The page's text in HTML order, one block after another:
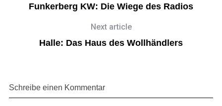
Funkerberg KW: Die Wiege des Radios
Next article
Halle: Das Haus des Wollhändlers
Schreibe einen Kommentar